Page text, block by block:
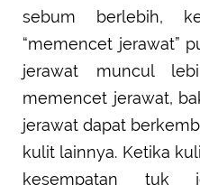
sebum berlebih,
“memencet jerawat”
jerawat muncul
memencet jerawat,
jerawat dapat
kulit lainnya. Ketika
kesempatan tuk